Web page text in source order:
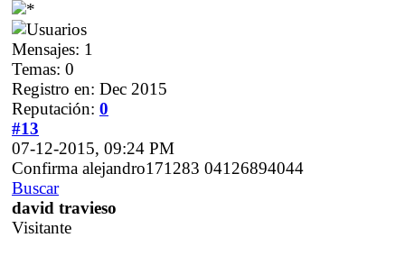
Mensajes: 1
Temas: 0
Registro en: Dec 2015
Reputación: 0
#13
07-12-2015, 09:24 PM
Confirma alejandro171283 04126894044
Buscar
david travieso
Visitante